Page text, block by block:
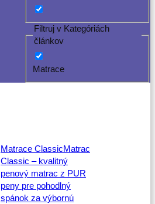
Filtruj v Kategóriách
článkov
Matrace
Matrace ClassicMatrac
Classic – kvalitný
penový matrac z PUR
peny pre pohodlný
spánok za výbornú